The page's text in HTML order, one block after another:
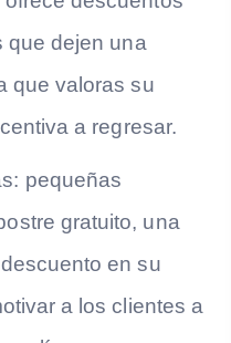
que dejen una
que valoras su
a regresar.
pequeñas
gratuito, una
en su
a los clientes a